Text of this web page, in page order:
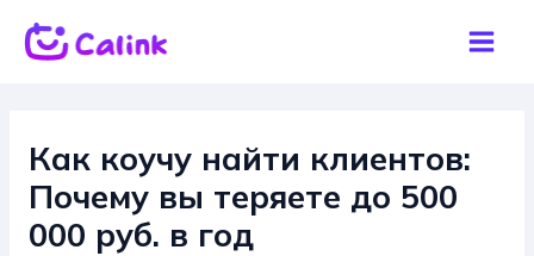
содержимому
Как коучу найти клиентов:
Почему вы теряете до 500
000 руб. в год